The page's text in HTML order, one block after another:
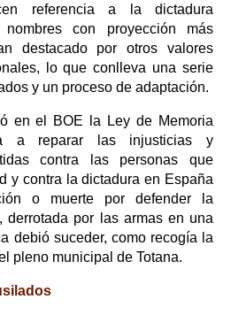
referencia a la dictadura
con proyección más
destacado por otros valores
lo que conlleva una serie
y un proceso de adaptación.
en el BOE la Ley de Memoria
a reparar las injusticias y
contra las personas que
y contra la dictadura en España
o muerte por defender la
derrotada por las armas en una
debió suceder, como recogía la
pleno municipal de Totana.